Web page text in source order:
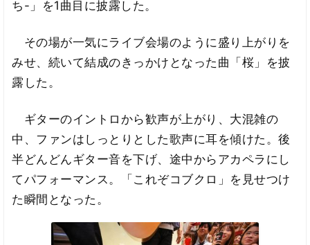
ち-」を1曲目に披露した。
その場が一気にライブ会場のように盛り上がりを
みせ、続いて結成のきっかけとなった曲「桜」を披
露した。
ギターのイントロから歓声が上がり、大混雑の
中、ファンはしっとりとした歌声に耳を傾けた。後
半どんどんギター音を下げ、途中からアカペラにし
てパフォーマンス。「これぞコブクロ」を見せつけ
た瞬間となった。